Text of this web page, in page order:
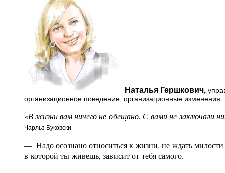
Наталья Гершкович,
организационное поведение, организационные изменения:
«В жизни вам ничего не обещано. С вами не заключали
Чарльз Буковски
— Надо осознано относиться к жизни, не ждать милости
в которой ты живешь, зависит от тебя самого.